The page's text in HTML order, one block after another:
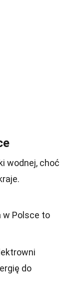
wodnej, choć
w Polsce to
do